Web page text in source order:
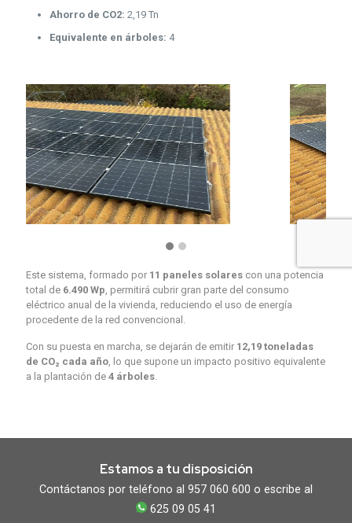
Ahorro de CO2: 2,19 Tn
Equivalente en árboles: 4
Este sistema, formado por 11 paneles solares con una potencia
total de 6.490 Wp, permitirá cubrir gran parte del consumo
eléctrico anual de la vivienda, reduciendo el uso de energía
procedente de la red convencional.
Con su puesta en marcha, se dejarán de emitir 12,19 toneladas
de CO₂ cada año, lo que supone un impacto positivo equivalente
a la plantación de 4 árboles.
Estamos a tu disposición
Contáctanos por teléfono al 957 060 600 o escribe al
625 09 05 41